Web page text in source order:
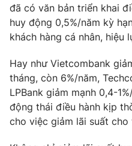
Tư vấn
Chuyên mục khác
Emagazine
Photo
Video
đã có văn bản triển khai
huy động 0,5%/năm kỳ
khách hàng cá nhân, hiệu
Hay như Vietcombank
tháng, còn 6%/năm,
LPBank giảm mạnh 0,4-
động thái điều hành kịp
cho việc giảm lãi suất